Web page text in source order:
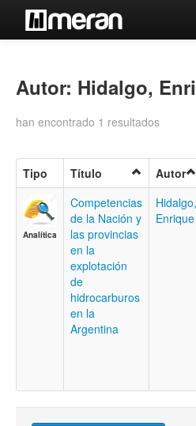
Búsqueda Avanzada
Contacto
Iniciar sesión
Autor: Hidalgo,
han encontrado 1 resultados
Tipo Título Autor
Analítica
Competencias
de la Nación y
las provincias
en la
explotación
de
hidrocarburos
en la
Argentina
Hidalgo,
Enrique